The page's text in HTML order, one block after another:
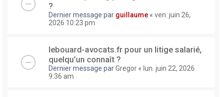
?
Dernier message par guillaume « ven. juin 26,
2026 10:23 pm
lebouard-avocats.fr pour un litige salarié,
quelqu’un connaît ?
Dernier message parGregor « lun. juin 22, 2026
9:36 am